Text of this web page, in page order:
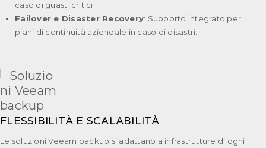
caso di guasti critici.
Failover e Disaster Recovery: Supporto integrato per
piani di continuità aziendale in caso di disastri.
FLESSIBILITÀ E SCALABILITÀ
Le soluzioni Veeam backup si adattano a infrastrutture di ogni